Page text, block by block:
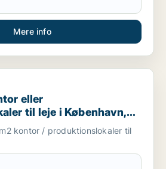
Mere info
produktionslokaler til leje i
eller
til leje i København,
Ørestad m.fl.
kontor / produktionslokaler til